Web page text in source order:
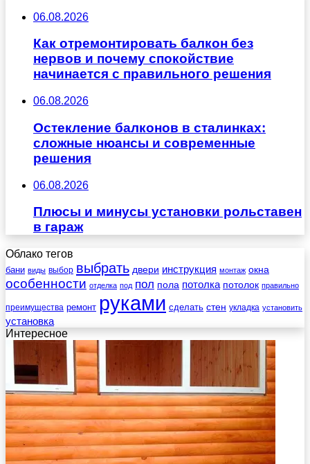
06.08.2026
Как отремонтировать балкон без
нервов и почему спокойствие
начинается с правильного решения
06.08.2026
Остекление балконов в сталинках:
сложные нюансы и современные
решения
06.08.2026
Плюсы и минусы установки рольставен
в гараж
Облако тегов
бани виды выбор выбрать двери инструкция монтаж окна
особенности отделка под пол пола потолка потолок правильно
преимущества ремонт руками сделать стен укладка установить
установка
Интересное